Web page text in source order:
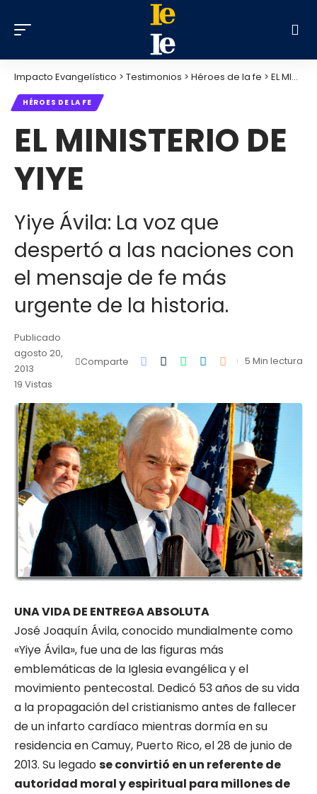
Impacto Evangelístico > Testimonios > Héroes de la fe > EL MINISTERIO DE YIYE
HÉROES DE LA FE
EL MINISTERIO DE
YIYE
Yiye Ávila: La voz que
despertó a las naciones con
el mensaje de fe más
urgente de la historia.
Publicado
agosto 20,
2013
19 Vistas
Comparte 5 Min lectura
UNA VIDA DE ENTREGA ABSOLUTA
José Joaquín Ávila, conocido mundialmente como
«Yiye Ávila», fue una de las figuras más
emblemáticas de la Iglesia evangélica y el
movimiento pentecostal. Dedicó 53 años de su vida
a la propagación del cristianismo antes de fallecer
de un infarto cardíaco mientras dormía en su
residencia en Camuy, Puerto Rico, el 28 de junio de
2013. Su legadose convirtió en un referente de
autoridad moral y espiritual para millones de